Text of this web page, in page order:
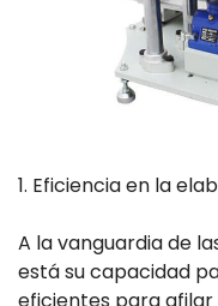
1. Eficiencia en la
A la vanguardia de
está su capacidad